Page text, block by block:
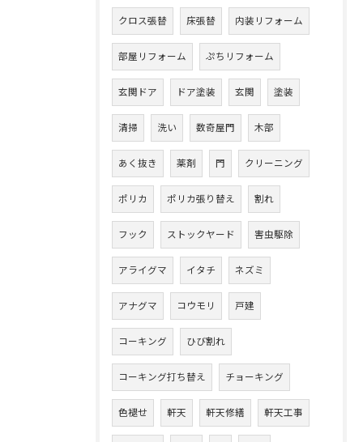
クロス張替 床張替 内装リフォーム
部屋リフォーム ぷちリフォーム
玄関ドア ドア塗装 玄関 塗装
清掃 洗い 数奇屋門 木部
あく抜き 薬剤 門 クリーニング
ポリカ ポリカ張り替え 割れ
フック ストックヤード 害虫駆除
アライグマ イタチ ネズミ
アナグマ コウモリ 戸建
コーキング ひび割れ
コーキング打ち替え チョーキング
色褪せ 軒天 軒天修繕 軒天工事